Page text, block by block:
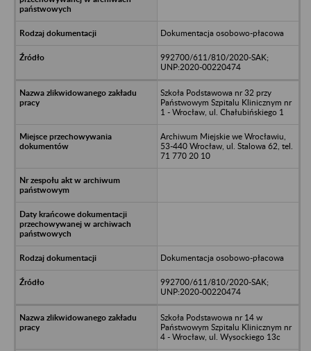
Dokumentacja osobowo-płacowa
992700/611/810/2020-SAK;
UNP:2020-00220474
Szkoła Podstawowa nr 32 przy
Państwowym Szpitalu Klinicznym nr
1 - Wrocław, ul. Chałubińskiego 1
Archiwum Miejskie we Wrocławiu,
53-440 Wrocław, ul. Stalowa 62, tel.
71 770 20 10
Dokumentacja osobowo-płacowa
992700/611/810/2020-SAK;
UNP:2020-00220474
Szkoła Podstawowa nr 14 w
Państwowym Szpitalu Klinicznym nr
4 - Wrocław, ul. Wysockiego 13c